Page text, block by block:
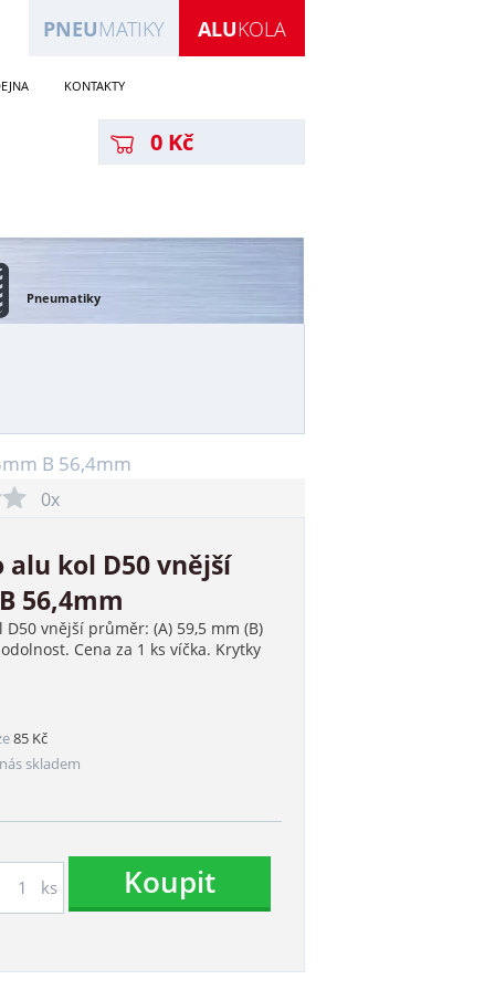
ALUKOLA
PNEUMATIKY
KONTAKTY
0 Kč
Pneumatiky
B 56,4mm
0x
kol D50 vnější
56,4mm
vnější průměr: (A) 59,5 mm (B)
Cena za 1 ks víčka. Krytky
85 Kč
skladem
ks Koupit